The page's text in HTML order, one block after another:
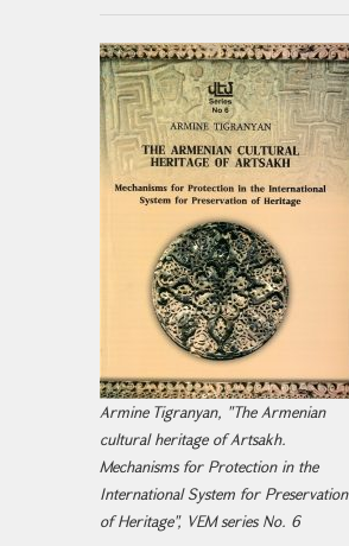
Armine Tigranyan, "The Armenian
cultural heritage of Artsakh.
Mechanisms for Protection in the
International System for Preservation
of Heritage", VEM series No. 6